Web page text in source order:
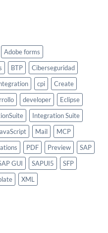
Adobe forms
BTP
Ciberseguridad
cpi
Create
developer
Eclipse
Integration Suite
Mail
MCP
PDF Preview
SAP
GUI SAPUI5
SFP
XML